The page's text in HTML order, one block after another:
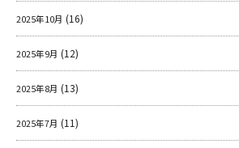
2025年10月 (16)
2025年9月 (12)
2025年8月 (13)
2025年7月 (11)